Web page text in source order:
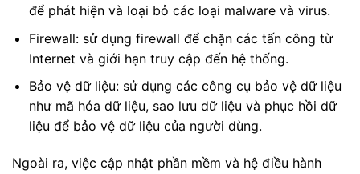
để phát hiện và loại bỏ các loại malware và virus.
Firewall: sử dụng firewall để chặn các tấn công từ
Internet và giới hạn truy cập đến hệ thống.
Bảo vệ dữ liệu: sử dụng các công cụ bảo vệ dữ liệu
như mã hóa dữ liệu, sao lưu dữ liệu và phục hồi dữ
liệu để bảo vệ dữ liệu của người dùng.
Ngoài ra, việc cập nhật phần mềm và hệ điều hành